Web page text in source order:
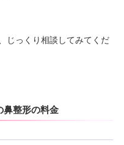
じっくり相談してみてくだ
鼻整形の料金